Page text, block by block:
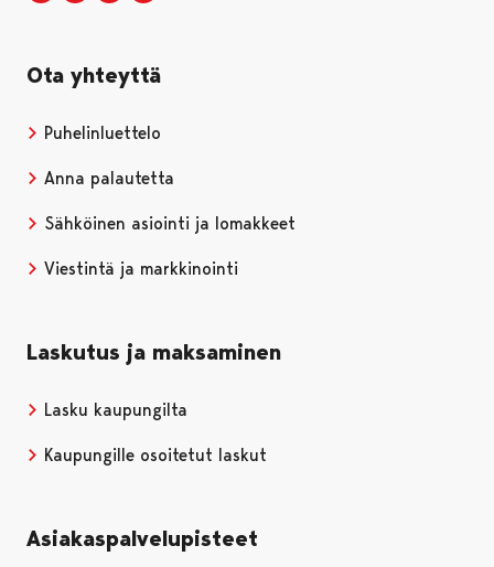
Ota yhteyttä
Puhelinluettelo
Anna palautetta
Sähköinen asiointi ja lomakkeet
Viestintä ja markkinointi
Laskutus ja maksaminen
Lasku kaupungilta
Kaupungille osoitetut laskut
Asiakaspalvelupisteet